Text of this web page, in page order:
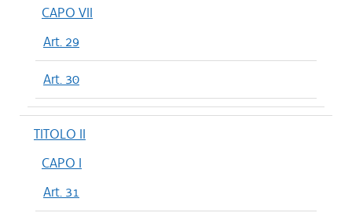
CAPO VII
Art. 29
Art. 30
TITOLO II
CAPO I
Art. 31